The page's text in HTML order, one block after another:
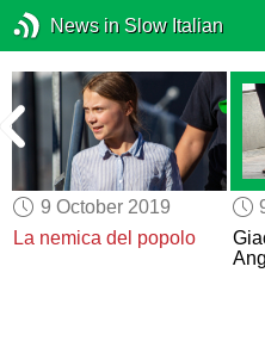
News in Slow Italian
9 October 2019
La nemica del popolo